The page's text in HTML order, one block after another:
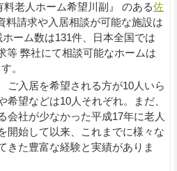
老人ホーム希望川副』 のある佐
料請求や入居相談が可能な施設は
ホーム数は131件、日本全国では
等 弊社にて相談可能なホームは
。
入居を希望される方が10人いら
希望などは10人それぞれ。まだ、
会社が少なかった平成17年に老人
開始して以来、これまでに様々な
きた豊富な経験と実績がありま